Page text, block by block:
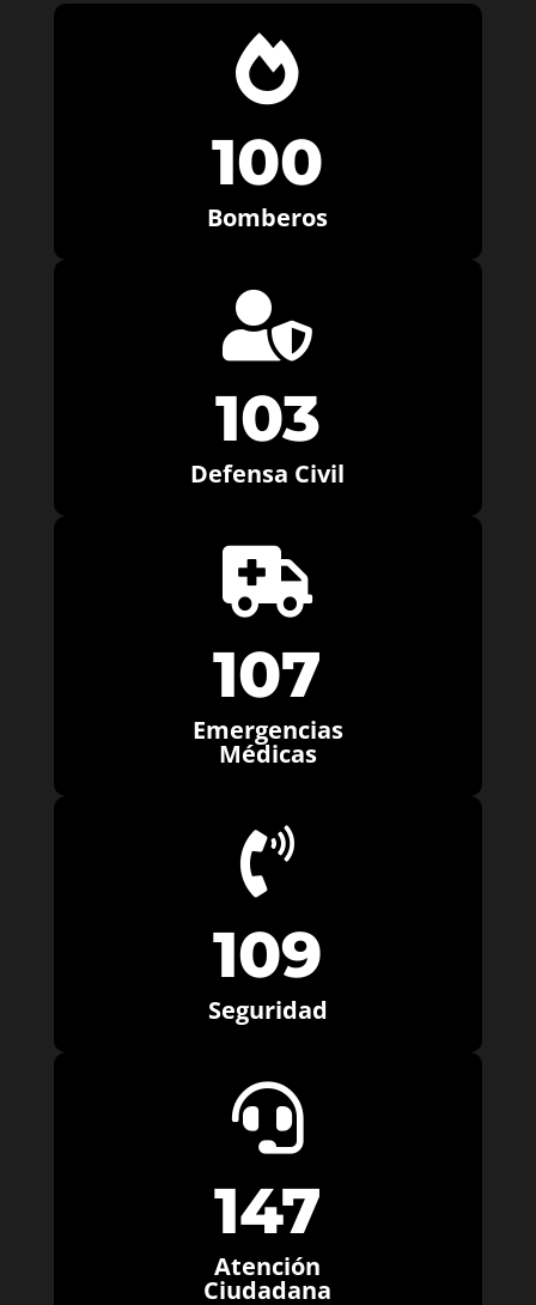

100
Bomberos

103
Defensa Civil

107
Emergencias
Médicas

109
Seguridad

147
Atención
Ciudadana